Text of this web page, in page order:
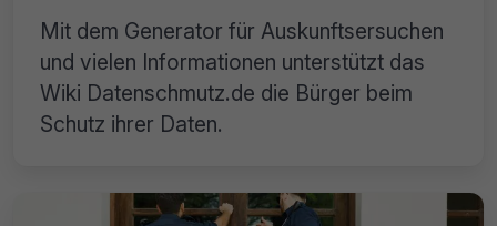
Mit dem Generator für Auskunftsersuchen
und vielen Informationen unterstützt das
Wiki Datenschmutz.de die Bürger beim
Schutz ihrer Daten.